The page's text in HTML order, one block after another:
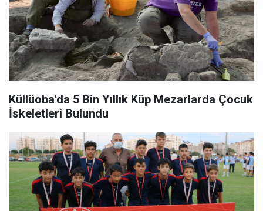
Küllüoba'da 5 Bin Yıllık Küp Mezarlarda Çocuk
İskeletleri Bulundu